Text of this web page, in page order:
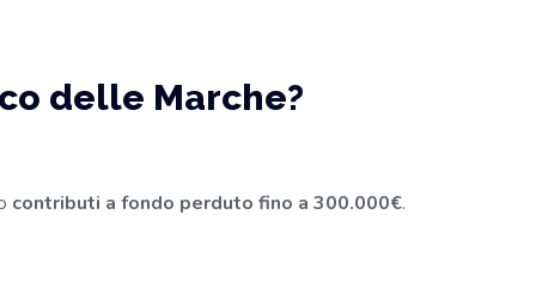
delle Marche?
contributi a fondo perduto fino a 300.000€.